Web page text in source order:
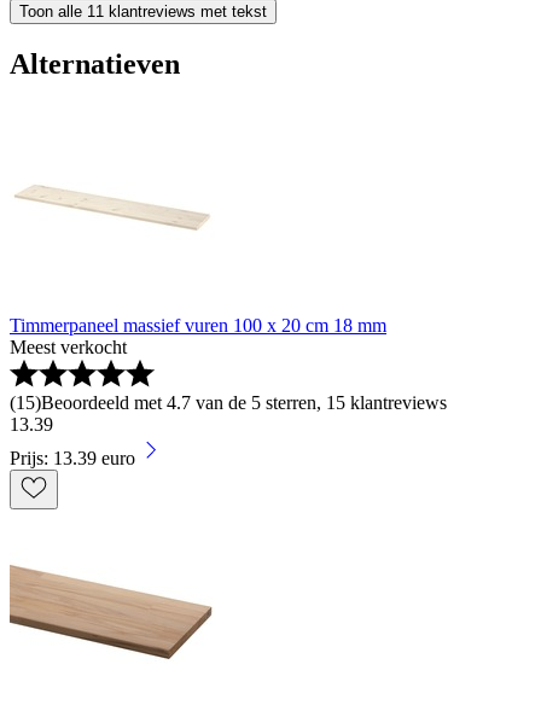
Toon alle 11 klantreviews met tekst
Alternatieven
Timmerpaneel massief vuren 100 x 20 cm 18 mm
Meest verkocht
(15)Beoordeeld met 4.7 van de 5 sterren, 15 klantreviews
13.39
Prijs: 13.39 euro